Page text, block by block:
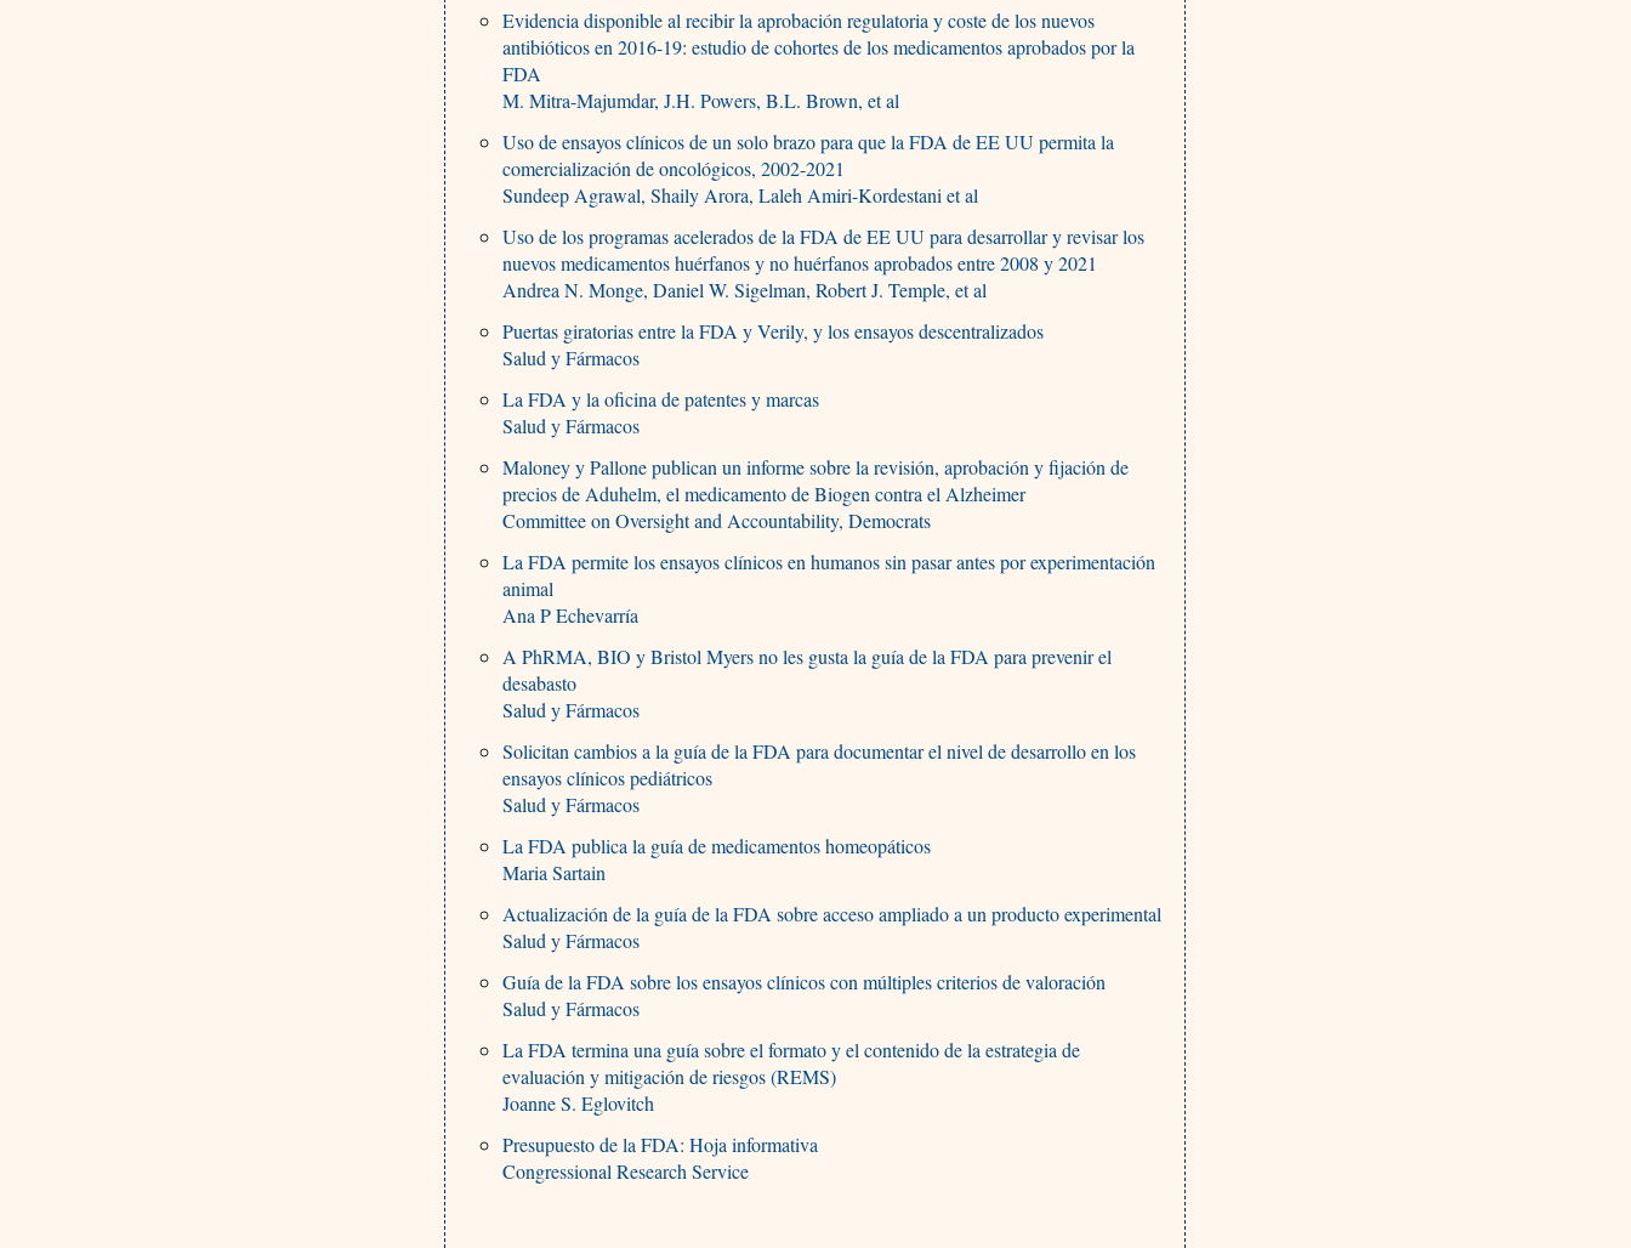
Evidencia disponible al recibir la aprobación regulatoria y coste de los nuevos
antibióticos en 2016-19: estudio de cohortes de los medicamentos aprobados por la
FDA
M. Mitra-Majumdar, J.H. Powers, B.L. Brown, et al
Uso de ensayos clínicos de un solo brazo para que la FDA de EE UU permita la
comercialización de oncológicos, 2002-2021
Sundeep Agrawal, Shaily Arora, Laleh Amiri-Kordestani et al
Uso de los programas acelerados de la FDA de EE UU para desarrollar y revisar los
nuevos medicamentos huérfanos y no huérfanos aprobados entre 2008 y 2021
Andrea N. Monge, Daniel W. Sigelman, Robert J. Temple, et al
Puertas giratorias entre la FDA y Verily, y los ensayos descentralizados
Salud y Fármacos
La FDA y la oficina de patentes y marcas
Salud y Fármacos
Maloney y Pallone publican un informe sobre la revisión, aprobación y fijación de
precios de Aduhelm, el medicamento de Biogen contra el Alzheimer
Committee on Oversight and Accountability, Democrats
La FDA permite los ensayos clínicos en humanos sin pasar antes por experimentación
animal
Ana P Echevarría
A PhRMA, BIO y Bristol Myers no les gusta la guía de la FDA para prevenir el
desabasto
Salud y Fármacos
Solicitan cambios a la guía de la FDA para documentar el nivel de desarrollo en los
ensayos clínicos pediátricos
Salud y Fármacos
La FDA publica la guía de medicamentos homeopáticos
Maria Sartain
Actualización de la guía de la FDA sobre acceso ampliado a un producto experimental
Salud y Fármacos
Guía de la FDA sobre los ensayos clínicos con múltiples criterios de valoración
Salud y Fármacos
La FDA termina una guía sobre el formato y el contenido de la estrategia de
evaluación y mitigación de riesgos (REMS)
Joanne S. Eglovitch
Presupuesto de la FDA: Hoja informativa
Congressional Research Service